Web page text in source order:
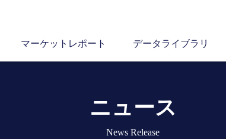
マーケットレポート データライブラリ
ニュース
News Release